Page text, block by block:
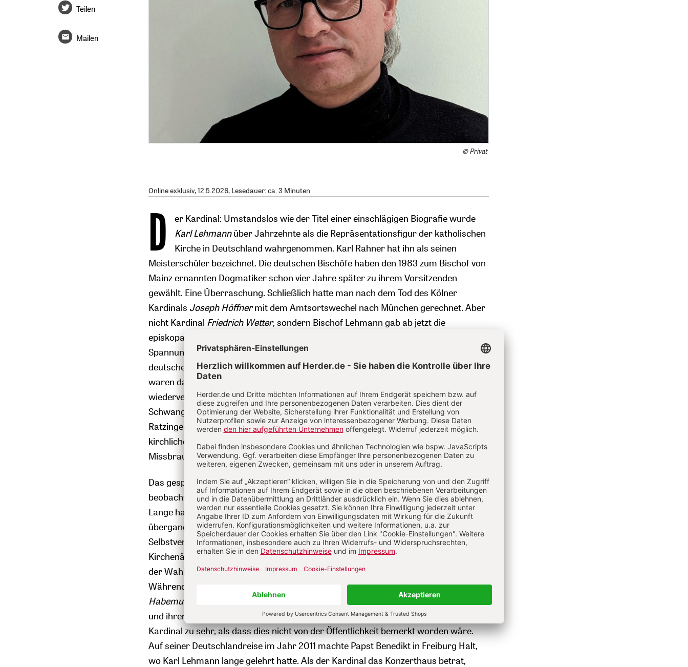
© Privat
Online exklusiv, 12.5.2026, Lesedauer: ca. 3 Minuten
D
er Kardinal: Umstandslos wie der Titel einer einschlägigen Biografie wurde
Karl Lehmannüber Jahrzehnte als die Repräsentationsfigur der katholischen
Kirche in Deutschland wahrgenommen. Karl Rahner hat ihn als seinen
Meisterschüler bezeichnet. Die deutschen Bischöfe haben den 1983 zum Bischof von
Mainz ernannten Dogmatiker schon vier Jahre später zu ihrem Vorsitzenden
gewählt. Eine Überraschung. Schließlich hatte man nach dem Tod des Kölner
Kardinals Joseph Höffnermit dem Amtsortswechel nach München gerechnet. Aber
nicht Kardinal Friedrich Wetter, sondern Bischof Lehmann gab ab jetzt die
episkopale Richtung vor. Er stand für eine Kirche offener Katholizität, was zu
Spannungen mit Rom führte. Dort leitete mit
deutscher Kardinal die Glaubenskongregation. Die lehramtlichen Machtverhältnisse
waren damit festgelegt. Ausnahmsweiser Kommunionzugang für
wiederverheiratete Geschiedene? Kirchliche Beteiligung bei der
Schwangerenkonfliktberatung? Pastoraler Aufweichung der reinen Lehre stand
Ratzingers römisches Nein entgegen. Der fürchtete eine Beschädigung des
kirchlichen Glaubenszeugnisses – eine Warnung, die angesichts des katholischen
Missbrauchsskandals längst ganz andere Resonanzwellen erzeugt.
Das gespannte Verhältnis der beiden ehemaligen Dogmatikprofessoren ließ sich
beobachten, als Lehmann zum Kardinal und Ratzinger zum Papst aufgestiegen war.
Lange hatte
Johannes Paul II.den Vorsitzenden der Deutschen Bischofskonferenz
übergangen. Dabei bewies Lehmann katholische Loyalität bis an den Rand der
Selbstverleugnung. Er war Germaniker und blieb Römer ein Leben lang.
Kirchenärger und kurialen Frust konnte aber auch Lehmann nicht verbergen. Nach
der Wahl
Benedikts XVI.traten die deutschen Kardinäle vor die Fernsehkameras.
Während der Kölner Papstwähler
Joachim Meisnerschier verzückt war, wirkte die
Habemus-papam
-Freude Karl Lehmanns verhalten. In ihrem theologischem Ansatz
und ihren kirchlichen Perspektiven unterschieden sich der neue Papst und der
Kardinal zu sehr, als dass dies nicht von der Öffentlichkeit bemerkt worden wäre.
Auf seiner Deutschlandreise im Jahr 2011 machte Papst Benedikt in Freiburg Halt,
wo Karl Lehmann lange gelehrt hatte. Als der Kardinal das Konzerthaus betrat,
Teilen
Mailen